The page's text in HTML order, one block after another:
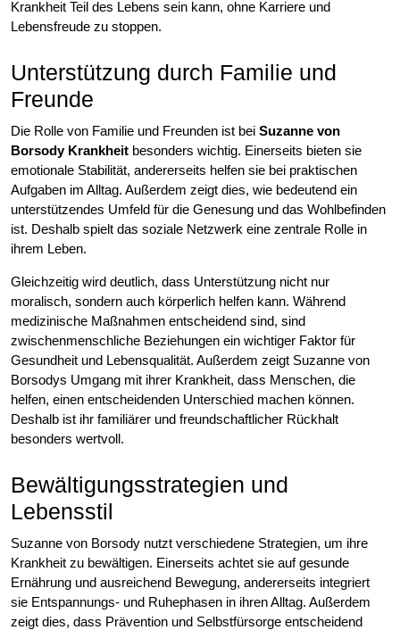
Krankheit Teil des Lebens sein kann, ohne Karriere und
Lebensfreude zu stoppen.
Unterstützung durch Familie und
Freunde
Die Rolle von Familie und Freunden ist bei Suzanne von
Borsody Krankheit besonders wichtig. Einerseits bieten sie
emotionale Stabilität, andererseits helfen sie bei praktischen
Aufgaben im Alltag. Außerdem zeigt dies, wie bedeutend ein
unterstützendes Umfeld für die Genesung und das Wohlbefinden
ist. Deshalb spielt das soziale Netzwerk eine zentrale Rolle in
ihrem Leben.
Gleichzeitig wird deutlich, dass Unterstützung nicht nur
moralisch, sondern auch körperlich helfen kann. Während
medizinische Maßnahmen entscheidend sind, sind
zwischenmenschliche Beziehungen ein wichtiger Faktor für
Gesundheit und Lebensqualität. Außerdem zeigt Suzanne von
Borsodys Umgang mit ihrer Krankheit, dass Menschen, die
helfen, einen entscheidenden Unterschied machen können.
Deshalb ist ihr familiärer und freundschaftlicher Rückhalt
besonders wertvoll.
Bewältigungsstrategien und
Lebensstil
Suzanne von Borsody nutzt verschiedene Strategien, um ihre
Krankheit zu bewältigen. Einerseits achtet sie auf gesunde
Ernährung und ausreichend Bewegung, andererseits integriert
sie Entspannungs- und Ruhephasen in ihren Alltag. Außerdem
zeigt dies, dass Prävention und Selbstfürsorge entscheidend